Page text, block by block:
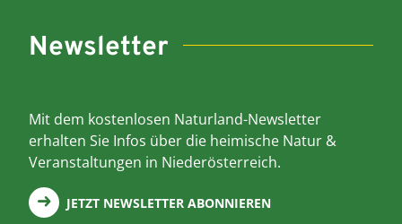
Newsletter
Mit dem kostenlosen Naturland-Newsletter
erhalten Sie Infos über die heimische Natur &
Veranstaltungen in Niederösterreich.
JETZT NEWSLETTER ABONNIEREN